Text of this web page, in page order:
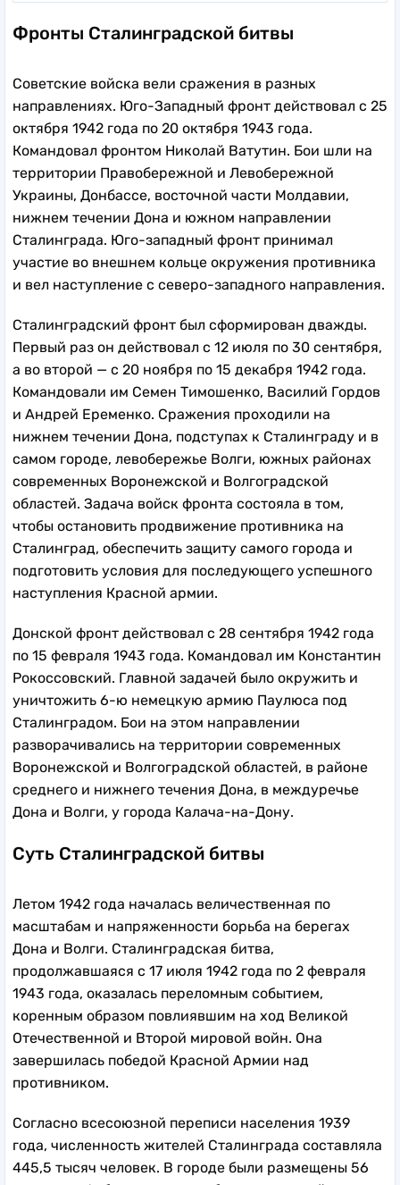
Фронты Сталинградской битвы
Советские войска вели сражения в разных
направлениях. Юго-Западный фронт действовал с 25
октября 1942 года по 20 октября 1943 года.
Командовал фронтом Николай Ватутин. Бои шли на
территории Правобережной и Левобережной
Украины, Донбассе, восточной части Молдавии,
нижнем течении Дона и южном направлении
Сталинграда. Юго-западный фронт принимал
участие во внешнем кольце окружения противника
и вел наступление с северо-западного направления.
Сталинградский фронт был сформирован дважды.
Первый раз он действовал с 12 июля по 30 сентября,
а во второй — с 20 ноября по 15 декабря 1942 года.
Командовали им Семен Тимошенко, Василий Гордов
и Андрей Еременко. Сражения проходили на
нижнем течении Дона, подступах к Сталинграду и в
самом городе, левобережье Волги, южных районах
современных Воронежской и Волгоградской
областей. Задача войск фронта состояла в том,
чтобы остановить продвижение противника на
Сталинград, обеспечить защиту самого города и
подготовить условия для последующего успешного
наступления Красной армии.
Донской фронт действовал с 28 сентября 1942 года
по 15 февраля 1943 года. Командовал им Константин
Рокоссовский. Главной задачей было окружить и
уничтожить 6-ю немецкую армию Паулюса под
Сталинградом. Бои на этом направлении
разворачивались на территории современных
Воронежской и Волгоградской областей, в районе
среднего и нижнего течения Дона, в междуречье
Дона и Волги, у города Калача-на-Дону.
Суть Сталинградской битвы
Летом 1942 года началась величественная по
масштабам и напряженности борьба на берегах
Дона и Волги. Сталинградская битва,
продолжавшаяся с 17 июля 1942 года по 2 февраля
1943 года, оказалась переломным событием,
коренным образом повлиявшим на ход Великой
Отечественной и Второй мировой войн. Она
завершилась победой Красной Армии над
противником.
Согласно всесоюзной переписи населения 1939
года, численность жителей Сталинграда составляла
445,5 тысяч человек. В городе были размещены 56